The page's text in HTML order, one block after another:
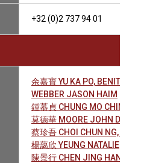
+32 (0)2 737 94 01
余嘉寶 YU KA PO, BENITA
WEBBER JASON HAIM
鍾慕貞 CHUNG MO CHING,
莫德華 MOORE JOHN
蔡珍吾 CHOI CHUN NG,
楊藹欣 YEUNG NATALIE
陳景行 CHEN JING HANG